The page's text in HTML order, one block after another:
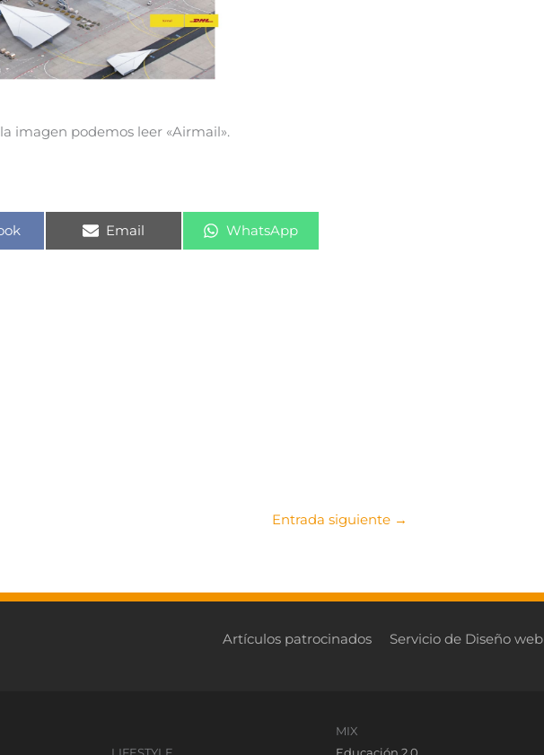
imagen podemos leer «Airmail».
Compartir
Email Compartir
WhatsApp
Entrada siguiente →
Artículos patrocinados Servicio de Diseño web
MIX